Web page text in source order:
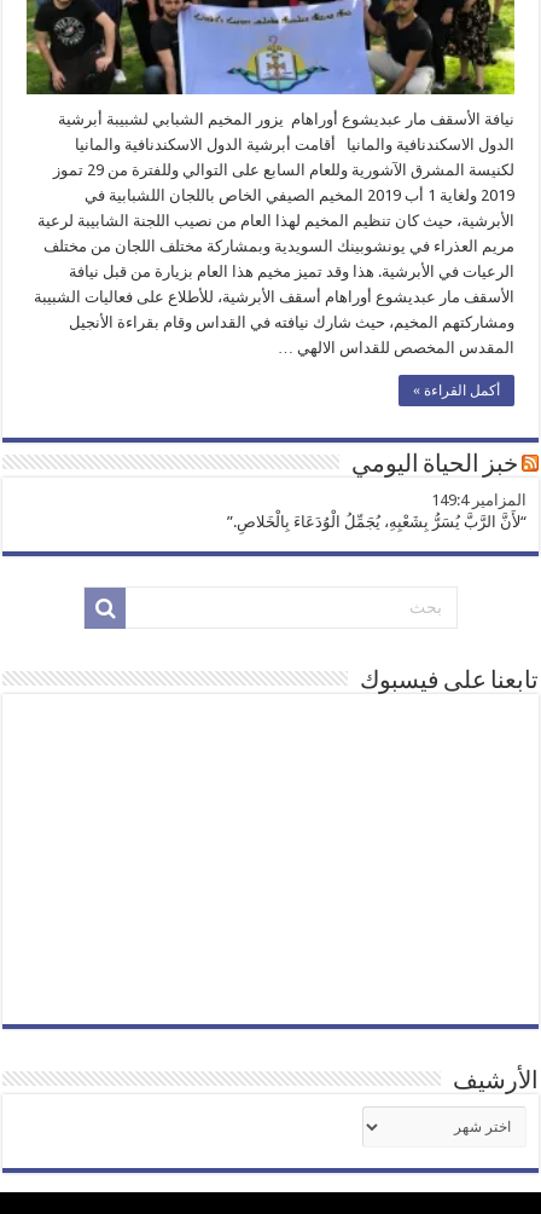
نيافة الأسقف مار عبديشوع أوراهام يزور المخيم الشبابي لشبيبة أبرشية
الدول الاسكندنافية والمانيا أقامت أبرشية الدول الاسكندنافية والمانيا
لكنيسة المشرق الآشورية وللعام السابع على التوالي وللفترة من 29 تموز
2019 ولغاية 1 أب 2019 المخيم الصيفي الخاص باللجان اللشبابية في
الأبرشية، حيث كان تنظيم المخيم لهذا العام من نصيب اللجنة الشابيبة لرعية
مريم العذراء في يونشوبينك السويدية وبمشاركة مختلف اللجان من مختلف
الرعيات في الأبرشية. هذا وقد تميز مخيم هذا العام بزيارة من قبل نيافة
الأسقف مار عبديشوع أوراهام أسقف الأبرشية، للأطلاع على فعاليات الشبيبة
ومشاركتهم المخيم، حيث شارك نيافته في القداس وقام بقراءة الأنجيل
المقدس المخصص للقداس الالهي …
أكمل القراءة »
خبز الحياة اليومي
ﺍﻟﻤﺰﺍﻣﻴﺮ 149:4
“لأَنَّ الرَّبَّ يُسَرُّ بِشَعْبِهِ، يُجَمِّلُ الْوُدَعَاءَ بِالْخَلاصِ.”
تابعنا على فيسبوك
الأرشيف
الأرشيف